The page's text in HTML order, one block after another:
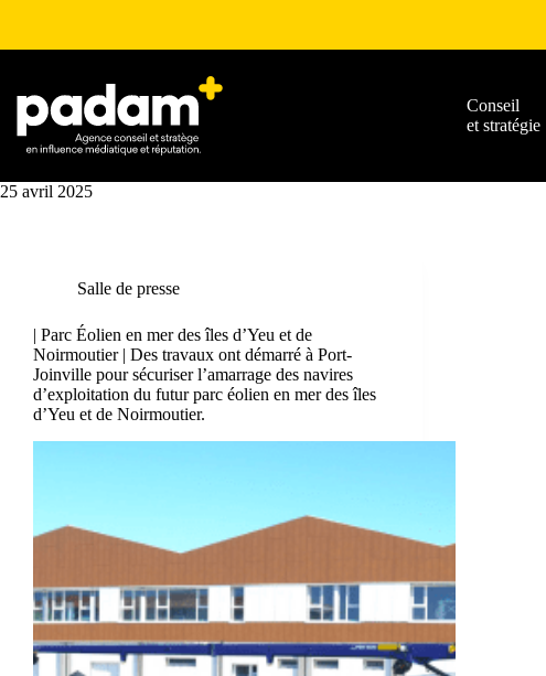
Conseil
et stratégie
25 avril 2025
Salle de presse
| Parc Éolien en mer des îles d’Yeu et de
Noirmoutier | Des travaux ont démarré à Port-
Joinville pour sécuriser l’amarrage des navires
d’exploitation du futur parc éolien en mer des îles
d’Yeu et de Noirmoutier.